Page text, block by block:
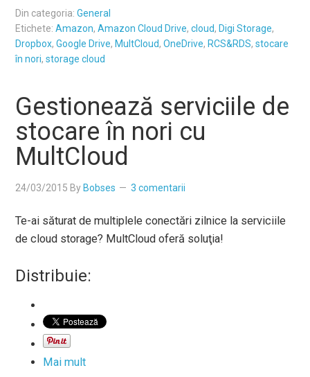
Din categoria:General
Etichete:Amazon,Amazon Cloud Drive,cloud, Digi Storage,
Dropbox,Google Drive, MultCloud,OneDrive, RCS&RDS,stocare
în nori,storage cloud
Gestionează serviciile de
stocare în nori cu
MultCloud
24/03/2015 By Bobses 3 comentarii
Te-ai săturat de multiplele conectări zilnice la serviciile
de cloud storage? MultCloud oferă soluţia!
Distribuie:
Mai mult